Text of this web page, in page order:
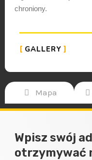
chroniony.
GALLERY
Mapa
Wpisz swój
otrzymywać